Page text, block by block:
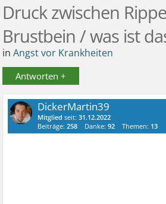
Druck zwischen
Brustbein / was ist
inAngst vor Krankheiten
Antworten +
DickerMartin39
Mitglied seit:31.12.2022
Beiträge:258 Danke:92 Themen: 13